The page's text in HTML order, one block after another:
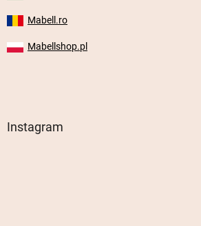
Mabell.ro
Mabellshop.pl
Instagram